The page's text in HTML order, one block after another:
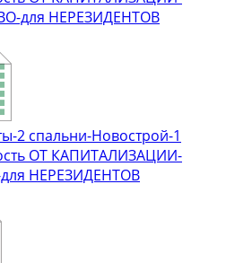
для НЕРЕЗИДЕНТОВ
2 спальни-Новострой-1
ОТ КАПИТАЛИЗАЦИИ-
НЕРЕЗИДЕНТОВ